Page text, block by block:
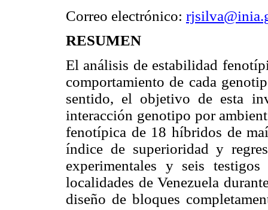
Correo electrónico:
RESUMEN
El análisis de estabilidad
comportamiento de cada
sentido, el objetivo de esta
interacción genotipo por
fenotípica de 18 híbridos de
índice de superioridad y
experimentales y seis
localidades de Venezuela
diseño de bloques